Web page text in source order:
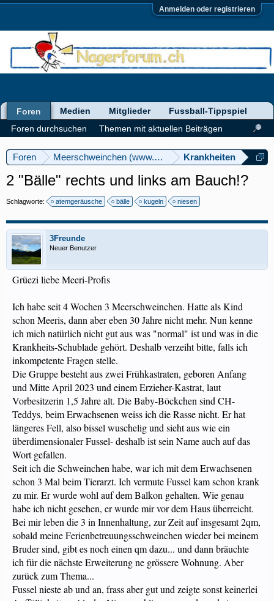
Anmelden oder registrieren
Foren Meerschweinchen (www.meerschweinforum.ch)
Krankheiten
2 "Bälle" rechts und links am Bauch!?
Schlagworte: atemgeräusche bälle kugeln niesen
3Freunde
Neuer Benutzer
Grüezi liebe Meeri-Profis
Ich habe seit 4 Wochen 3 Meerschweinchen. Hatte als Kind
schon Meeris, dann aber eben 30 Jahre nicht mehr. Nun kenne
ich mich natürlich nicht gut aus was "normal" ist und was in die
Krankheits-Schublade gehört. Deshalb verzeiht bitte, falls ich
inkompetente Fragen stelle.
Die Gruppe besteht aus zwei Frühkastraten, geboren Anfang
und Mitte April 2023 und einem Erzieher-Kastrat, laut
Vorbesitzerin 1,5 Jahre alt. Die Baby-Böckchen sind CH-
Teddys, beim Erwachsenen weiss ich die Rasse nicht. Er hat
längeres Fell, also bissel wuschelig und sieht aus wie ein
überdimensionaler Fussel- deshalb ist sein Name auch auf das
Wort gefallen.
Seit ich die Schweinchen habe, war ich mit dem Erwachsenen
schon 3 Mal beim Tierarzt. Ich vermute Fussel kam schon krank
zu mir. Er wurde wohl auf dem Balkon gehalten. Wie genau
habe ich nicht gesehen, er wurde mir vor dem Haus überreicht.
Bei mir leben die 3 in Innenhaltung, zur Zeit auf insgesamt 2qm,
sobald meine Ferienbetreuungsschweinchen wieder bei meinem
Bruder sind, gibt es noch einen qm dazu... und dann bräuchte
ich für die nächste Erweiterung ne grössere Wohnung. Aber
zurück zum Thema...
Fussel nieste ab und an, frass aber gut und zeigte sonst keinerlei
Foren
Foren durchsuchen
Themen mit aktuellen Beiträgen
Medien Mitglieder Fussball-Tippspiel